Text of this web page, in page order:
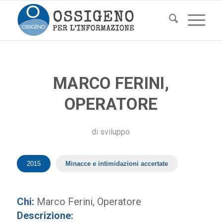
MARCO FERINI,
OPERATORE
di sviluppo
2015 Minacce e intimidazioni accertate
Chi: Marco Ferini, Operatore
Descrizione: